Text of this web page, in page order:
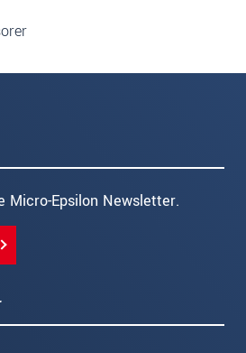
Micro-Epsilon Newsletter.